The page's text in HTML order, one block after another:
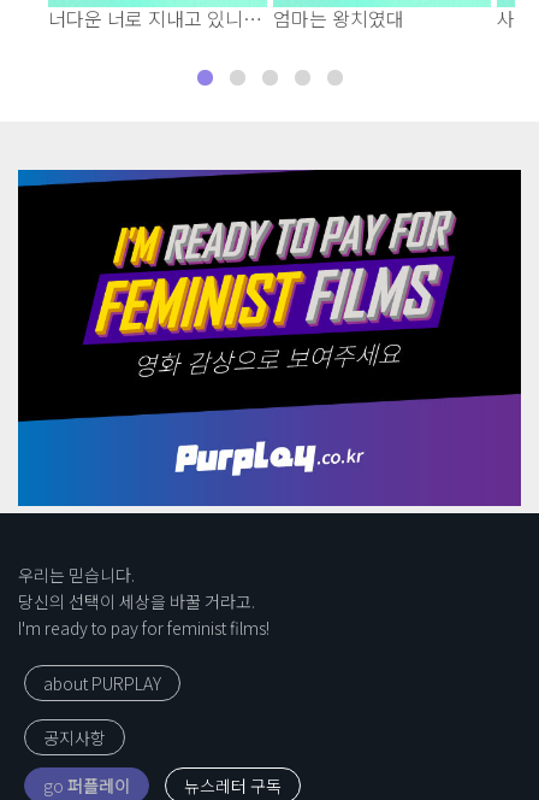
너다운 너로 지내고 있니―
친애하는 Y에게
엄마는 왕치였대 사랑
하
우리는 믿습니다.
당신의 선택이 세상을 바꿀 거라고.
I'm ready to pay for feminist films!
about PURPLAY
공지사항
go 퍼플레이